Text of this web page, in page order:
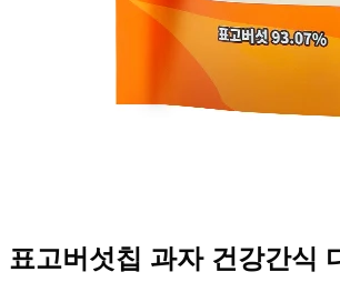
표고버섯칩 과자 건강간식